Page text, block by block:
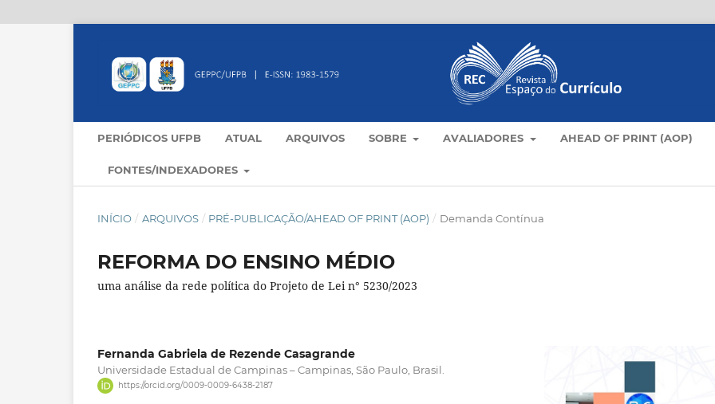
PERIÓDICOS UFPB ATUAL ARQUIVOS SOBRE AVALIADORES AHEAD OF PRINT (AOP)
FONTES/INDEXADORES
INÍCIO / ARQUIVOS / PRÉ-PUBLICAÇÃO/AHEAD OF PRINT (AOP) / Demanda Contínua
REFORMA DO ENSINO MÉDIO
uma análise da rede política do Projeto de Lei n° 5230/2023
Fernanda Gabriela de Rezende Casagrande
Universidade Estadual de Campinas – Campinas, São Paulo, Brasil.
https://orcid.org/0009-0009-6438-2187